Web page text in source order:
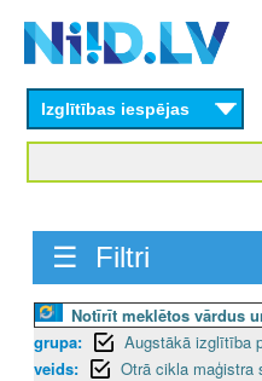
content
Izglītības iespējas
☰ Filtri
Notīrīt meklētos vārdus
grupa:
Augstākā izglītība
veids:
Otrā cikla maģistra